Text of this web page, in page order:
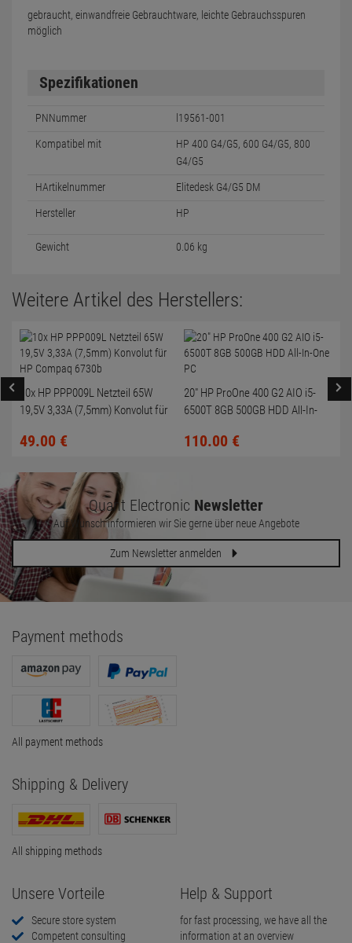
gebraucht, einwandfreie Gebrauchtware, leichte Gebrauchsspuren
möglich
Spezifikationen
PNNummer l19561-001
Kompatibel mit
HP 400 G4/G5, 600 G4/G5, 800
G4/G5
HArtikelnummer Elitedesk G4/G5 DM
Hersteller HP
Gewicht 0.06 kg
Weitere Artikel des Herstellers:
10x HP PPP009L Netzteil 65W
19,5V 3,33A (7,5mm) Konvolut für
49.00 €
20" HP ProOne 400 G2 AIO i5-
6500T 8GB 500GB HDD All-In-
110.00 €
Quant Electronic Newsletter
Auf Wunsch informieren wir Sie gerne über neue Angebote
Zum Newsletter anmelden
Payment methods
All payment methods
Shipping & Delivery
All shipping methods
Unsere Vorteile
Secure store system
Competent consulting
Help & Support
for fast processing, we have all the
information at an overview